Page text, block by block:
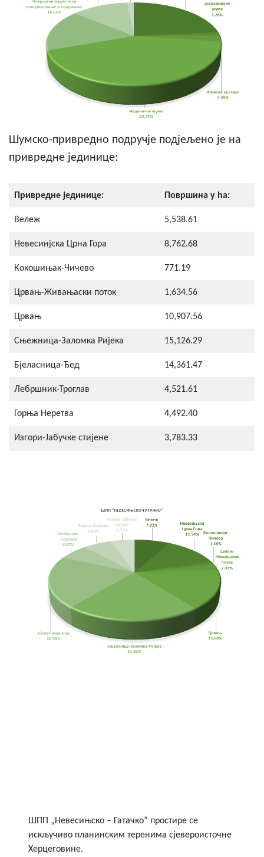
Шумско-привредно подручје подјељено је на
привредне јединице:
Привредне јединице: Површина у ha:
Вележ 5,538.61
Невесинјска Црна Гора 8,762.68
Кокошињак-Чичево 771.19
Црвањ-Живањаски поток 1,634.56
Црвањ 10,907.56
Сњежница-Заломка Ријека 15,126.29
Бјеласница-Ђед 14,361.47
Лебршник-Троглав 4,521.61
Горња Неретва 4,492.40
Изгори-Јабучке стијене 3,783.33
ШПП „Невесињско – Гатачко“ простире се
искључиво планинским теренима сјевероисточне
Херцеговине.